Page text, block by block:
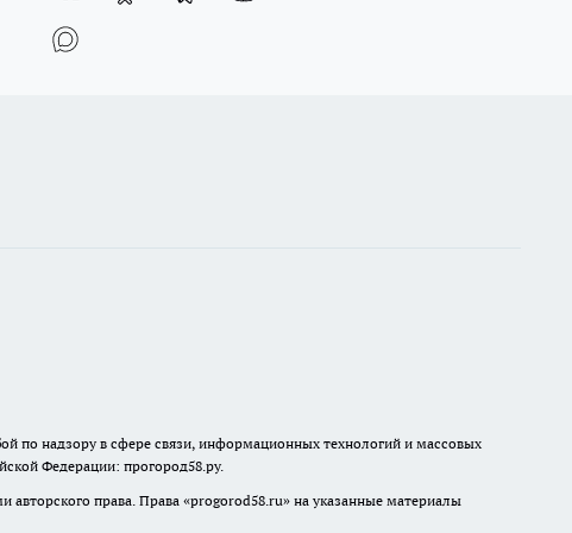
по надзору в сфере связи, информационных технологий и массовых
Федерации: прогород58.ру.
авторского права. Права «progorod58.ru» на указанные материалы